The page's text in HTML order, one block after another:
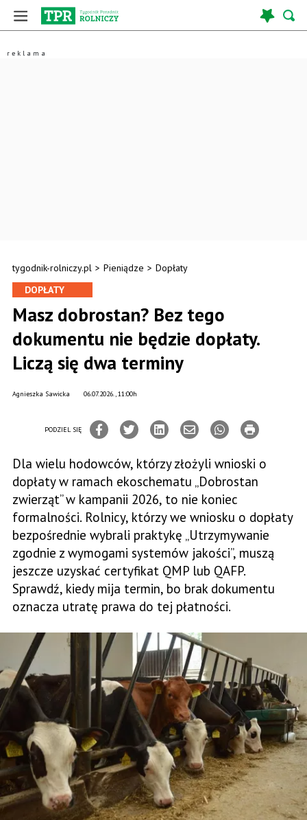
tygodnik-rolniczy.pl > Pieniądze > Dopłaty
DOPŁATY
Masz dobrostan? Bez tego
dokumentu nie będzie dopłaty.
Liczą się dwa terminy
06.07.2026., 11:00h
Agnieszka Sawicka
PODZIEL SIĘ
Dla wielu hodowców, którzy złożyli wnioski o
dopłaty w ramach ekoschematu „Dobrostan
zwierząt” w kampanii 2026, to nie koniec
formalności. Rolnicy, którzy we wniosku o dopłaty
bezpośrednie wybrali praktykę „Utrzymywanie
zgodnie z wymogami systemów jakości”, muszą
jeszcze uzyskać certyfikat QMP lub QAFP.
Sprawdź, kiedy mija termin, bo brak dokumentu
oznacza utratę prawa do tej płatności.